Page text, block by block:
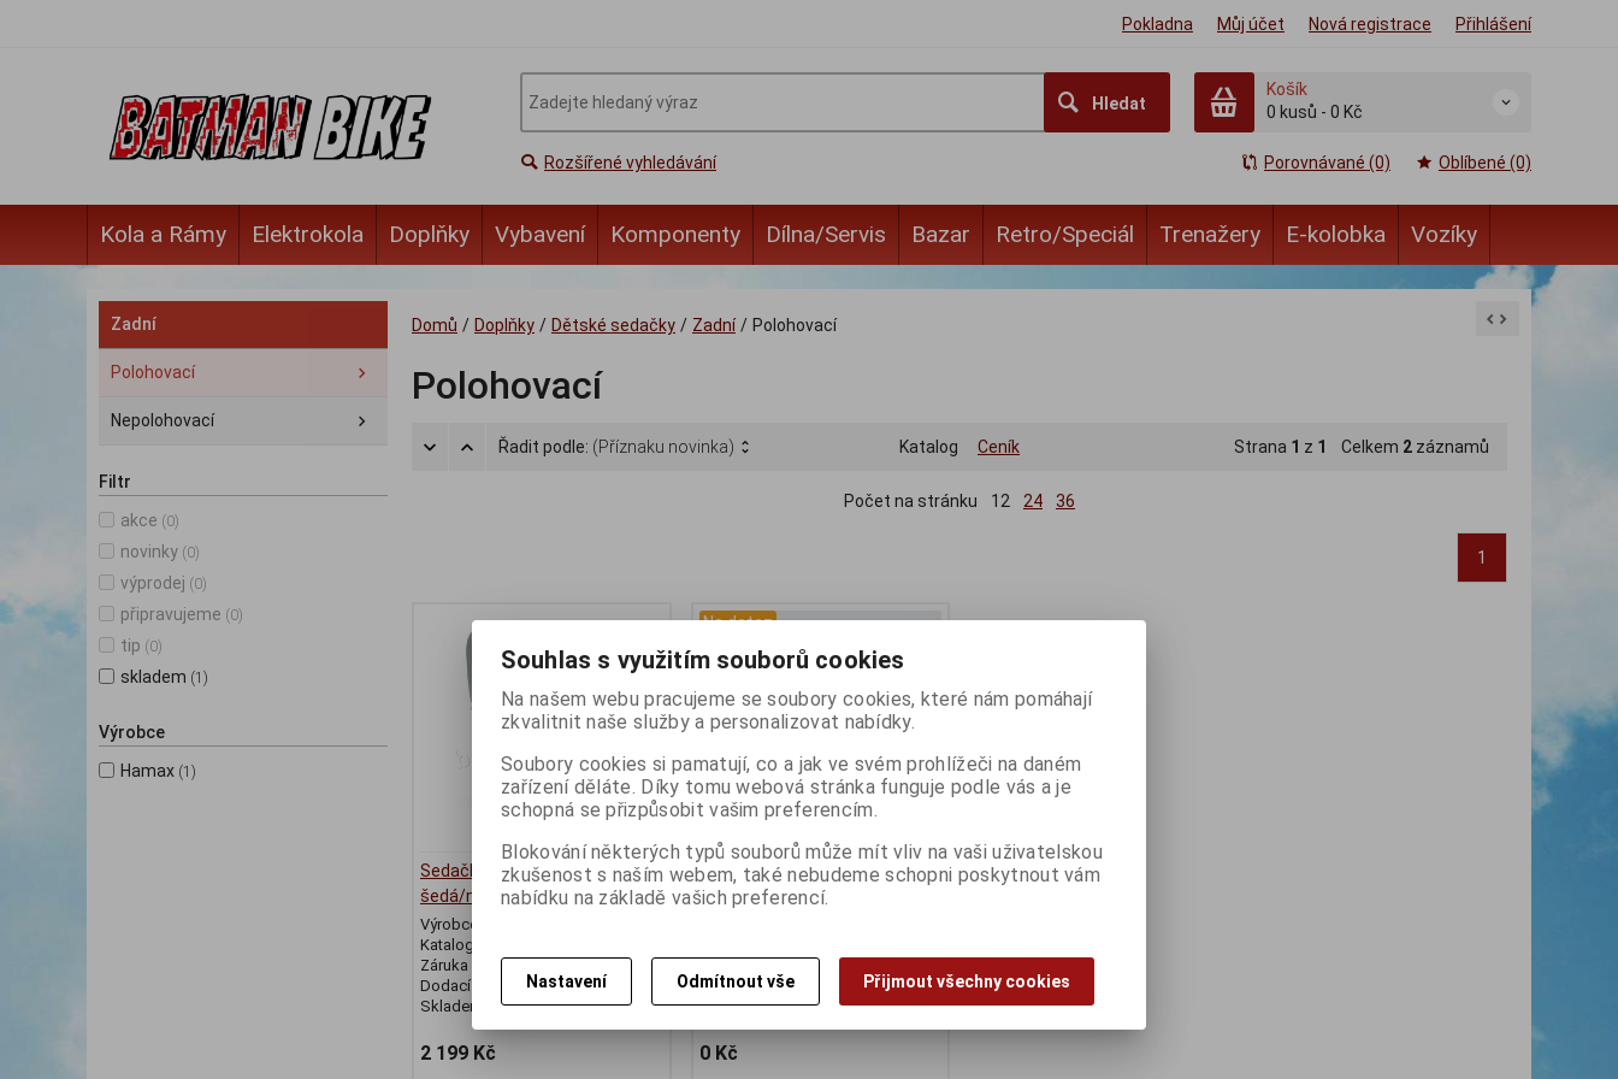
Pokladna Můj účet Nová registrace Přihlášení
Hledat
Košík
0 kusů - 0 Kč
Rozšířené vyhledávání Porovnávané (0) Oblíbené (0)
Kola a Rámy Elektrokola Doplňky Vybavení Komponenty Dílna/Servis Bazar Retro/Speciál Trenažery E-kolobka Vozíky
Zadní
Polohovací
Nepolohovací
Filtr
akce (0)
novinky (0)
výprodej (0)
připravujeme (0)
tip (0)
skladem (1)
Výrobce
Hamax (1)
Domů / Doplňky / Dětské sedačky / Zadní / Polohovací
Polohovací
Řadit podle: (Příznaku novinka) Katalog Ceník Strana 1 z 1 Celkem 2 záznamů
Počet na stránku 12 24 36
1
Sedačka HAMAX SLEEPY
šedá/modrá
Výrobce:
Katalogové číslo:
Záruka (měsíců):
Dodací lhůta (dnů) 1 -7
Skladem:
Poslední Ks
2 199 Kč
Na dotaz
Dotaz na zboží
Katalogové číslo:DOTAZ
Skladem:Na dotaz Ks
Dotaz na zboží které jste tu
nenašli a...
0 Kč
Souhlas s využitím souborů cookies
Na našem webu pracujeme se soubory cookies, které nám pomáhají
zkvalitnit naše služby a personalizovat nabídky.
Soubory cookies si pamatují, co a jak ve svém prohlížeči na daném
zařízení děláte. Díky tomu webová stránka funguje podle vás a je
schopná se přizpůsobit vašim preferencím.
Blokování některých typů souborů může mít vliv na vaši uživatelskou
zkušenost s naším webem, také nebudeme schopni poskytnout vám
nabídku na základě vašich preferencí.
Nastavení Odmítnout vše Přijmout všechny cookies